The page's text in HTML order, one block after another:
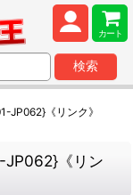
カート
検索
JP062}《リンク》
JP062}《リン